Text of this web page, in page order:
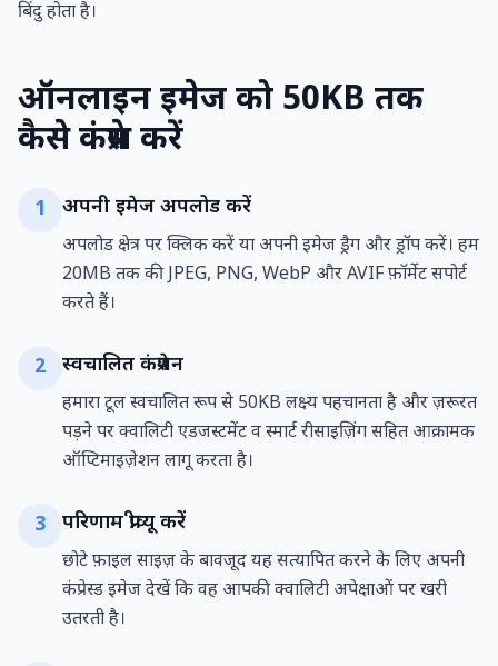
बिंदु होता है।
ऑनलाइन इमेज को 50KB तक
कैसे कंप्रेस करें
1 अपनी इमेज अपलोड करें
अपलोड क्षेत्र पर क्लिक करें या अपनी इमेज ड्रैग और ड्रॉप करें। हम
20MB तक की JPEG, PNG, WebP और AVIF फ़ॉर्मेट सपोर्ट
करते हैं।
2 स्वचालित कंप्रेशन
हमारा टूल स्वचालित रूप से 50KB लक्ष्य पहचानता है और ज़रूरत
पड़ने पर क्वालिटी एडजस्टमेंट व स्मार्ट रीसाइज़िंग सहित आक्रामक
ऑप्टिमाइज़ेशन लागू करता है।
3 परिणाम प्रीव्यू करें
छोटे फ़ाइल साइज़ के बावजूद यह सत्यापित करने के लिए अपनी
कंप्रेस्ड इमेज देखें कि वह आपकी क्वालिटी अपेक्षाओं पर खरी
उतरती है।